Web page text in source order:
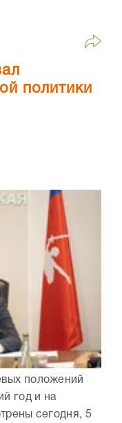
политики
положений
год и на
сегодня, 5